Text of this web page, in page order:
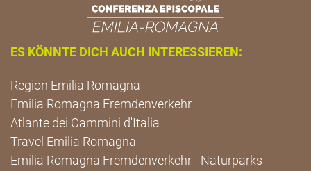
ES KÖNNTE DICH AUCH INTERESSIEREN:
Region Emilia Romagna
Emilia Romagna Fremdenverkehr
Atlante dei Cammini d'Italia
Travel Emilia Romagna
Emilia Romagna Fremdenverkehr - Naturparks